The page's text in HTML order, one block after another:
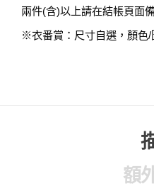
兩件(含)以上請在結帳頁面
※衣番賞：尺寸自選，顏色/
額